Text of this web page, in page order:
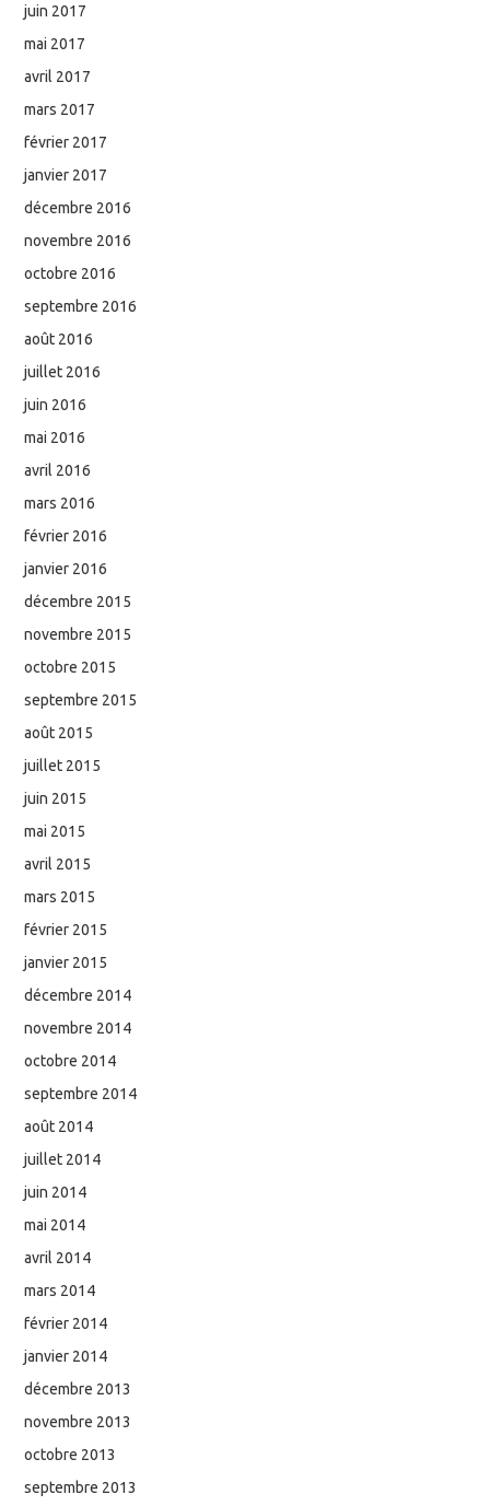
juin 2017
mai 2017
avril 2017
mars 2017
février 2017
janvier 2017
décembre 2016
novembre 2016
octobre 2016
septembre 2016
août 2016
juillet 2016
juin 2016
mai 2016
avril 2016
mars 2016
février 2016
janvier 2016
décembre 2015
novembre 2015
octobre 2015
septembre 2015
août 2015
juillet 2015
juin 2015
mai 2015
avril 2015
mars 2015
février 2015
janvier 2015
décembre 2014
novembre 2014
octobre 2014
septembre 2014
août 2014
juillet 2014
juin 2014
mai 2014
avril 2014
mars 2014
février 2014
janvier 2014
décembre 2013
novembre 2013
octobre 2013
septembre 2013